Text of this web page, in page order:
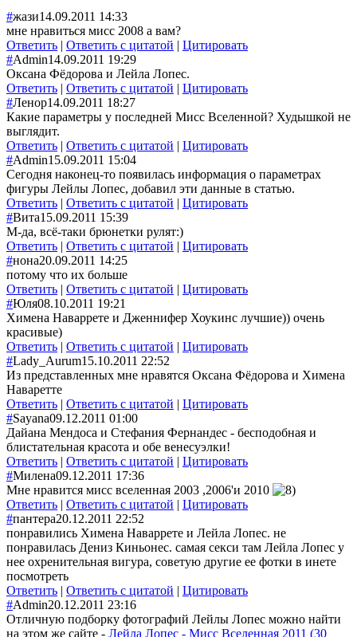
#жази14.09.2011 14:33
мне нравиться мисс 2008 а вам?
Ответить | Ответить с цитатой | Цитировать
#Admin14.09.2011 19:29
Оксана Фёдорова и Лейла Лопес.
Ответить | Ответить с цитатой | Цитировать
#Ленор14.09.2011 18:27
Какие параметры у последней Мисс Вселенной? Худышкой не
выглядит.
Ответить | Ответить с цитатой | Цитировать
#Admin15.09.2011 15:04
Сегодня наконец-то появилась информация о параметрах
фигуры Лейлы Лопес, добавил эти данные в статью.
Ответить | Ответить с цитатой | Цитировать
#Вита15.09.2011 15:39
М-да, всё-таки брюнетки рулят:)
Ответить | Ответить с цитатой | Цитировать
#нона20.09.2011 14:25
потому что их больше
Ответить | Ответить с цитатой | Цитировать
#Юля08.10.2011 19:21
Химена Наваррете и Дженнифер Хоукинс лучшие)) очень
красивые)
Ответить | Ответить с цитатой | Цитировать
#Lady_Aurum15.10.2011 22:52
Из представленных мне нравятся Оксана Фёдорова и Химена
Наваретте
Ответить | Ответить с цитатой | Цитировать
#Sayana09.12.2011 01:00
Дайана Мендоса и Стефания Фернандес - бесподобная и
блистательная красота и обе венесуэлки!
Ответить | Ответить с цитатой | Цитировать
#Милена09.12.2011 17:36
Мне нравится мисс вселенная 2003 ,2006'и 2010
Ответить | Ответить с цитатой | Цитировать
#пантера20.12.2011 22:52
понравились Химена Наваррете и Лейла Лопес. не
понравилась Дениз Киньонес. самая секси там Лейла Лопес у
нее охренительная вигура, советую другие ее фотки в инете
посмотреть
Ответить | Ответить с цитатой | Цитировать
#Admin20.12.2011 23:16
Отличную подборку фотографий Лейлы Лопес можно найти
на этом же сайте - Лейла Лопес - Мисс Вселенная 2011 (30